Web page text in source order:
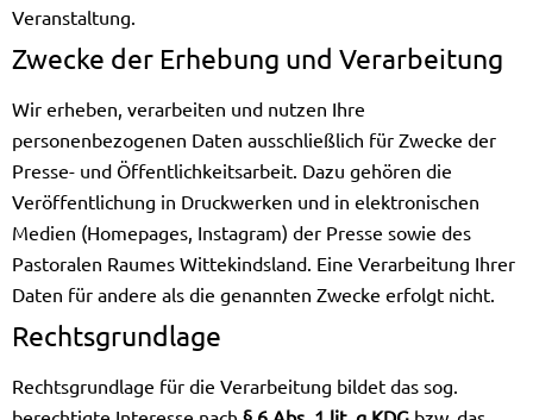
Veranstaltung.
Zwecke der Erhebung und Verarbeitung
Wir erheben, verarbeiten und nutzen Ihre
personenbezogenen Daten ausschließlich für Zwecke der
Presse- und Öffentlichkeitsarbeit. Dazu gehören die
Veröffentlichung in Druckwerken und in elektronischen
Medien (Homepages, Instagram) der Presse sowie des
Pastoralen Raumes Wittekindsland. Eine Verarbeitung Ihrer
Daten für andere als die genannten Zwecke erfolgt nicht.
Rechtsgrundlage
Rechtsgrundlage für die Verarbeitung bildet das sog.